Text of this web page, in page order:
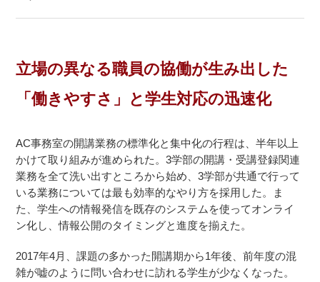
立場の異なる職員の協働が生み出した
「働きやすさ」と学生対応の迅速化
AC事務室の開講業務の標準化と集中化の行程は、半年以上
かけて取り組みが進められた。3学部の開講・受講登録関連
業務を全て洗い出すところから始め、3学部が共通で行って
いる業務については最も効率的なやり方を採用した。ま
た、学生への情報発信を既存のシステムを使ってオンライ
ン化し、情報公開のタイミングと進度を揃えた。
2017年4月、課題の多かった開講期から1年後、前年度の混
雑が嘘のように問い合わせに訪れる学生が少なくなった。